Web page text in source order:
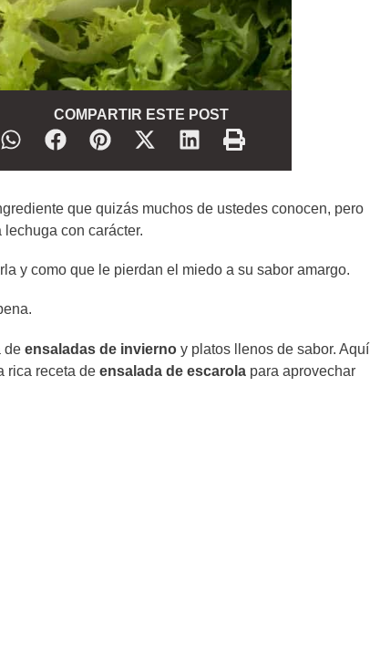
COMPARTIR ESTE POST
que quizás muchos de ustedes conocen, pero
con carácter.
y como que le pierdan el miedo a su sabor amargo.
de ensaladas de invierno y platos llenos de sabor. Aquí
rica receta de ensalada de escarola para aprovechar